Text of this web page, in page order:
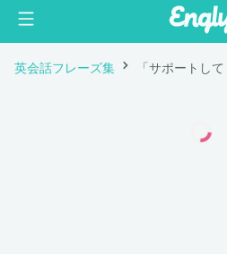
英会話フレーズ集